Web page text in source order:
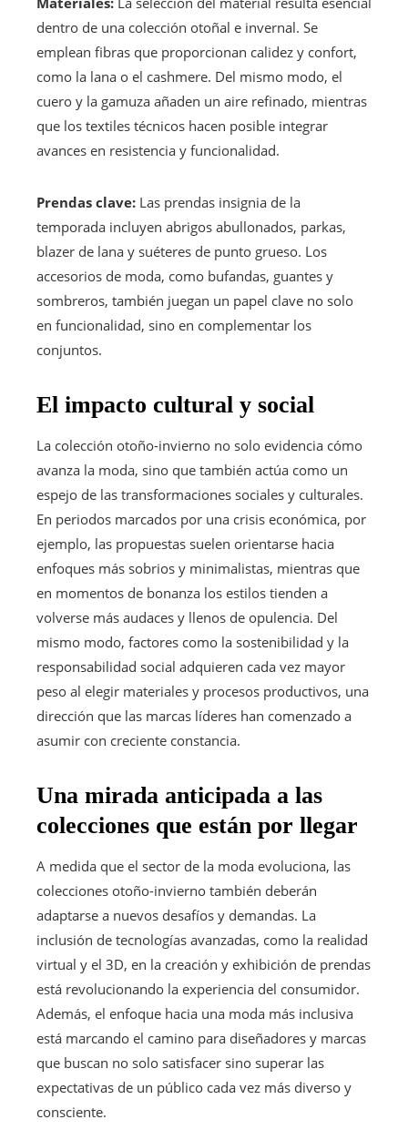
dentro de una colección otoñal e invernal. Se
emplean fibras que proporcionan calidez y confort,
como la lana o el cashmere. Del mismo modo, el
cuero y la gamuza añaden un aire refinado, mientras
que los textiles técnicos hacen posible integrar
avances en resistencia y funcionalidad.
Prendas clave: Las prendas insignia de la
temporada incluyen abrigos abullonados, parkas,
blazer de lana y suéteres de punto grueso. Los
accesorios de moda, como bufandas, guantes y
sombreros, también juegan un papel clave no solo
en funcionalidad, sino en complementar los
conjuntos.
El impacto cultural y social
La colección otoño-invierno no solo evidencia cómo
avanza la moda, sino que también actúa como un
espejo de las transformaciones sociales y culturales.
En periodos marcados por una crisis económica, por
ejemplo, las propuestas suelen orientarse hacia
enfoques más sobrios y minimalistas, mientras que
en momentos de bonanza los estilos tienden a
volverse más audaces y llenos de opulencia. Del
mismo modo, factores como la sostenibilidad y la
responsabilidad social adquieren cada vez mayor
peso al elegir materiales y procesos productivos, una
dirección que las marcas líderes han comenzado a
asumir con creciente constancia.
Una mirada anticipada a las
colecciones que están por llegar
A medida que el sector de la moda evoluciona, las
colecciones otoño-invierno también deberán
adaptarse a nuevos desafíos y demandas. La
inclusión de tecnologías avanzadas, como la realidad
virtual y el 3D, en la creación y exhibición de prendas
está revolucionando la experiencia del consumidor.
Además, el enfoque hacia una moda más inclusiva
está marcando el camino para diseñadores y marcas
que buscan no solo satisfacer sino superar las
expectativas de un público cada vez más diverso y
consciente.